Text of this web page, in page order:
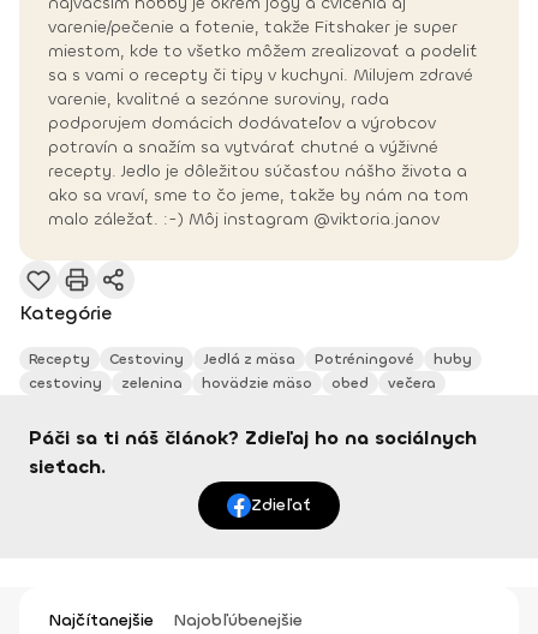
varenie/pečenie a fotenie, takže Fitshaker je super
miestom, kde to všetko môžem zrealizovať a podeliť
sa s vami o recepty či tipy v kuchyni. Milujem zdravé
varenie, kvalitné a sezónne suroviny, rada
podporujem domácich dodávateľov a výrobcov
potravín a snažím sa vytvárať chutné a výživné
recepty. Jedlo je dôležitou súčasťou nášho života a
ako sa vraví, sme to čo jeme, takže by nám na tom
malo záležať. :-) Môj instagram @viktoria.janov
Kategórie
Recepty Cestoviny Jedlá z mäsa Potréningové
huby
cestoviny
zelenina hovädzie mäso obed večera
Páči sa ti náš článok? Zdieľaj ho na sociálnych
sieťach.
Zdieľať
Najčítanejšie Najobľúbenejšie